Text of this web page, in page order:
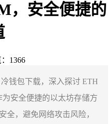
，安全便捷的
1366
钱包下载，深入探讨 ETH
安全便捷的以太坊存储方
全，避免网络攻击风险，